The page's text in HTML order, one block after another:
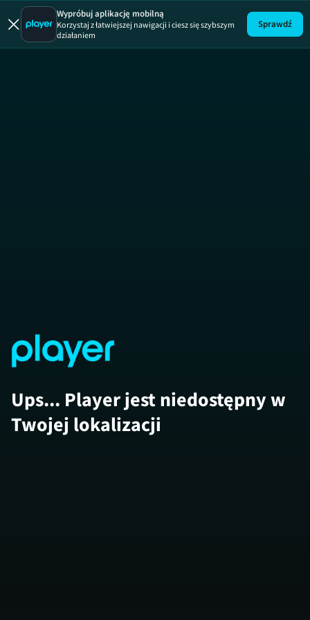
Wypróbuj aplikację mobilną
Korzystaj z łatwiejszej nawigacji i ciesz się szybszym
działaniem
Sprawdź
Ups... Player jest niedostępny w
Twojej lokalizacji